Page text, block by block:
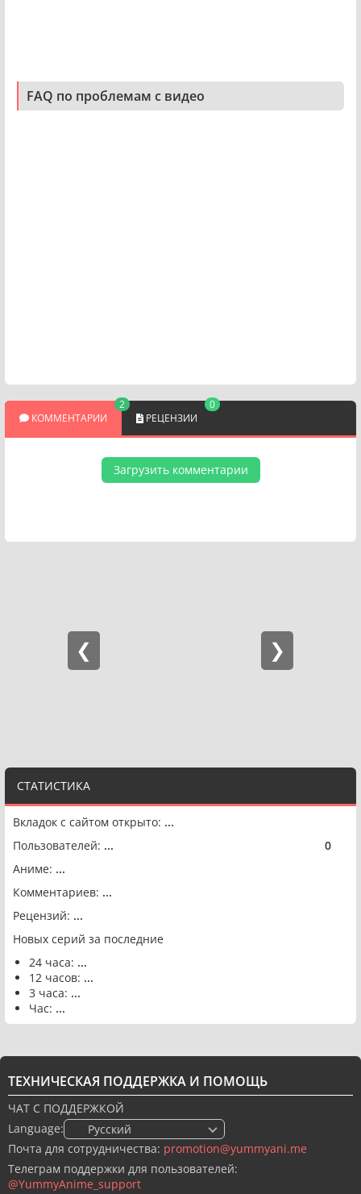
СТАТИСТИКА
Вкладок с сайтом открыто: ...
Пользователей: ... 0
Аниме: ...
Комментариев: ...
Рецензий: ...
Новых серий за последние
24 часа: ...
12 часов: ...
3 часа: ...
Час: ...
FAQ по проблемам с видео
КОММЕНТАРИИ
2
РЕЦЕНЗИИ
0
Загрузить комментарии
ТЕХНИЧЕСКАЯ ПОДДЕРЖКА И ПОМОЩЬ
ЧАТ С ПОДДЕРЖКОЙ
Language:
🇷🇺 Русский
Почта для сотрудничества: promotion@yummyani.me
Телеграм поддержки для пользователей:
@YummyAnime_support